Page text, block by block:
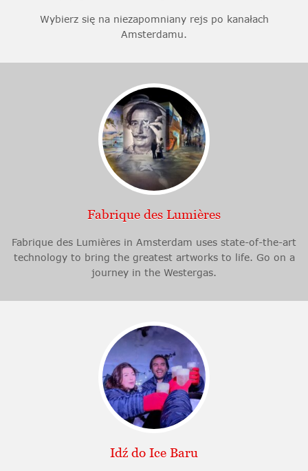
Wybierz się na niezapomniany rejs po kanałach
Amsterdamu.
Fabrique des Lumières
Fabrique des Lumières in Amsterdam uses state-of-the-art
technology to bring the greatest artworks to life. Go on a
journey in the Westergas.
Idź do Ice Baru